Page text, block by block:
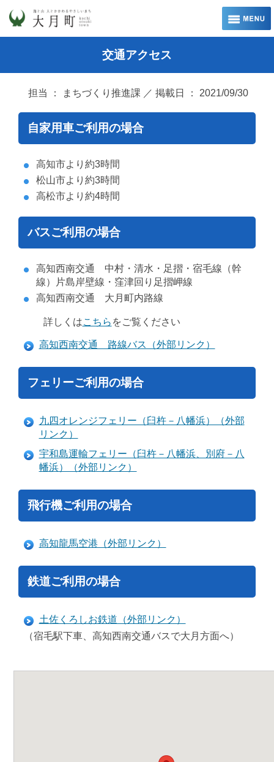
交通アクセス
担当 ： まちづくり推進課 ／ 掲載日 ： 2021/09/30
自家用車ご利用の場合
高知市より約3時間
松山市より約3時間
高松市より約4時間
バスご利用の場合
高知西南交通 中村・清水・足摺・宿毛線（幹
線）片島岸壁線・窪津回り足摺岬線
高知西南交通 大月町内路線
詳しくはこちら をご覧ください
高知西南交通 路線バス（外部リンク）
フェリーご利用の場合
九四オレンジフェリー（臼杵－八幡浜）（外部
リンク）
宇和島運輸フェリー（臼杵－八幡浜、別府－八
幡浜）（外部リンク）
飛行機ご利用の場合
高知龍馬空港（外部リンク）
鉄道ご利用の場合
土佐くろしお鉄道（外部リンク）
（宿毛駅下車、高知西南交通バスで大月方面へ）